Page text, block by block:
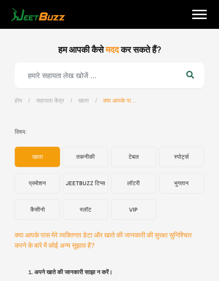
content
हम आपकी कैसेमददकर सकते हैं?
होम / सहायता केंद्र / खाता /
विषय:
खाता तकनीकी टेबल स्पोर्ट्स
प्रमोशन JEETBUZZ टिप्स लॉटरी भुगतान
कैसीनो स्लॉट VIP
क्या आपके पास मेरे व्यक्तिगत डेटा और खाते की जानकारी की सुरक्षा सुनिश्चित
करने के बारे में कोई अन्य सुझाव है?
अपने खाते की जानकारी साझा न करें।